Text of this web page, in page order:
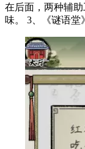
在后面，两种辅
味。 3、《谜语堂》